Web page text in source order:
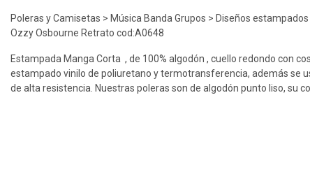
Poleras y Camisetas > Música Banda Grupos > Diseños
Ozzy Osbourne Retrato cod:A0648
Estampada Manga Corta , de 100% algodón , cuello redondo con
estampado vinilo de poliuretano y termotransferencia, además se
de alta resistencia. Nuestras poleras son de algodón punto liso, su